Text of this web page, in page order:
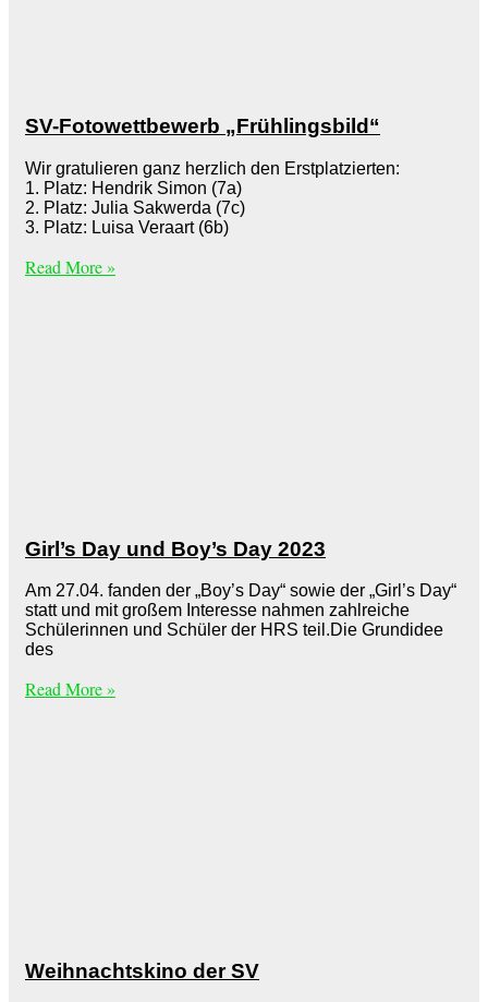
SV-Fotowettbewerb „Frühlingsbild“
Wir gratulieren ganz herzlich den Erstplatzierten:
1. Platz: Hendrik Simon (7a)
2. Platz: Julia Sakwerda (7c)
3. Platz: Luisa Veraart (6b)
Read More »
Girl’s Day und Boy’s Day 2023
Am 27.04. fanden der „Boy’s Day“ sowie der „Girl’s Day“
statt und mit großem Interesse nahmen zahlreiche
Schülerinnen und Schüler der HRS teil.Die Grundidee
des
Read More »
Weihnachtskino der SV